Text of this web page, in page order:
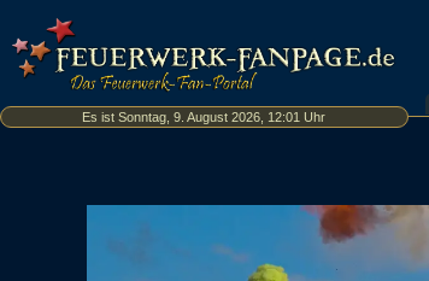
Es ist Sonntag, 9. August 2026, 12:01 Uhr